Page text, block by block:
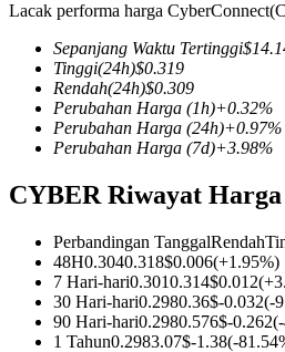
TradFi
Derivatif saham, forex, logam
Lacak performa harga
Sepanjang Waktu Tertinggi$
Tinggi(24h)$0.319
Rendah(24h)$0.309
Perubahan Harga (1h)+0.32%
Perubahan Harga (24h)+0.97%
Perubahan Harga (7d)+3.98%
CYBER Riwayat Harga
Perbandingan TanggalRendah
48H0.3040.318$0.006(+1.95%)
7 Hari-hari0.3010.314$0.012(+
30 Hari-hari0.2980.36$-0.032(-
90 Hari-hari0.2980.576$-0.262(
1 Tahun0.2983.07$-1.38(-81.54